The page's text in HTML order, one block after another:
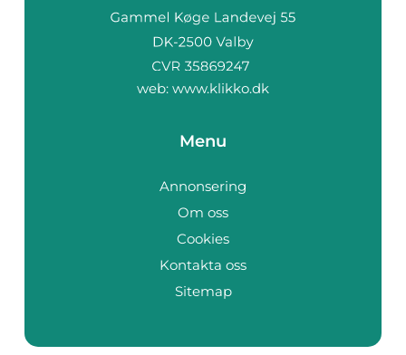
web: www.klikko.dk
Menu
Annonsering
Om oss
Cookies
Kontakta oss
Sitemap